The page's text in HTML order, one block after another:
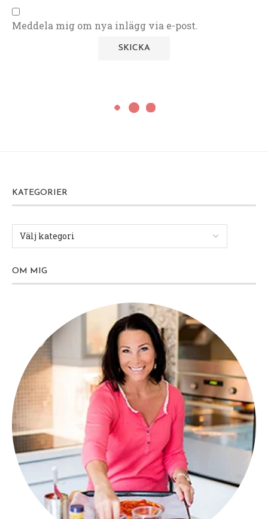
Meddela mig om nya inlägg via e-post.
KATEGORIER
OM MIG